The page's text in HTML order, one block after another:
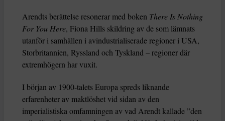
Arendts berättelse resonerar med boken There Is Nothing
For You Here, Fiona Hills skildring av de som lämnats
utanför i samhällen i avindustrialiserade regioner i USA,
Storbritannien, Ryssland och Tyskland – regioner där
extremhögern har vuxit.
I början av 1900-talets Europa spreds liknande
erfarenheter av maktlöshet vid sidan av den
imperialistiska omfamningen av vad Arendt kallade ”den